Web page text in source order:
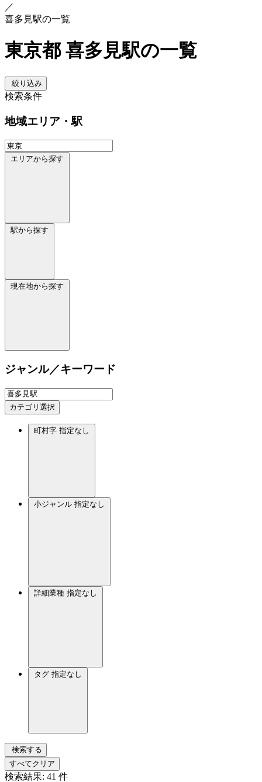
／
喜多見駅の一覧
東京都 喜多見駅の一覧
絞り込み
検索条件
地域エリア・駅
エリアから探す
駅から探す
現在地から探す
ジャンル／キーワード
カテゴリ選択
町村字 指定なし
小ジャンル 指定なし
詳細業種 指定なし
タグ 指定なし
検索する
すべてクリア
検索結果: 41 件